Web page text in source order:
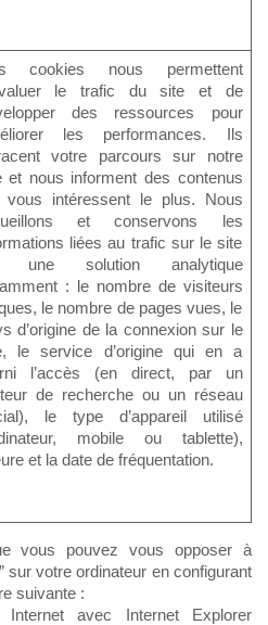
cookies nous permettent
le trafic du site et de
des ressources pour
les performances. Ils
votre parcours sur notre
et nous informent des contenus
vous intéressent le plus. Nous
et conservons les
liées au trafic sur le site
une solution analytique
: le nombre de visiteurs
le nombre de pages vues, le
d’origine de la connexion sur le
le service d’origine qui en a
l’accès (en direct, par un
de recherche ou un réseau
le type d’appareil utilisé
mobile ou tablette),
et la date de fréquentation.
vous pouvez vous opposer à
sur votre ordinateur en configurant
suivante :
avec Internet Explorer